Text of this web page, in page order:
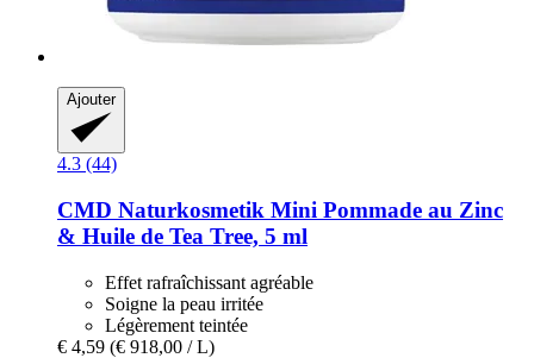
Ajouter
4.3 (44)
CMD Naturkosmetik Mini Pommade au Zinc
& Huile de Tea Tree, 5 ml
Effet rafraîchissant agréable
Soigne la peau irritée
Légèrement teintée
€ 4,59 (€ 918,00 / L)